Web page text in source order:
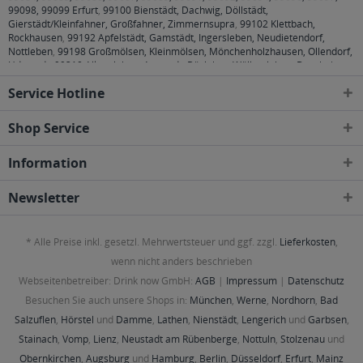
99098, 99099 Erfurt, 99100 Bienstädt, Dachwig, Döllstädt,
Gierstädt/Kleinfahner, Großfahner, Zimmernsupra, 99102 Klettbach,
Rockhausen, 99192 Apfelstädt, Gamstädt, Ingersleben, Neudietendorf,
Nottleben, 99198 Großmölsen, Kleinmölsen, Mönchenholzhausen, Ollendorf,
Udestedt
99310 Alkersleben, Arnstadt, Bösleben-Wüllersleben, Dornheim,
99334 Elleben, Elxleben, Ichtershausen, Kirchheim
Niederzimmern, Nohra, Ottstedt am Berge, Utzberg
Frankendorf, Großschwabhausen, Hammerstedt, Hohlstedt, Kiliansroda,
Umpferstedt,99867 Gotha
99869 Ballstädt, Brüheim, Bufleben, Ebenheim,
Remstädt, Schwabhaus
Kleinwelsbach, Mülverstedt, Neunheilingen, Schönstedt, Sundhausen,
Service Hotline
Shop Service
Information
Newsletter
* Alle Preise inkl. gesetzl. Mehrwertsteuer und ggf. zzgl. Lieferkosten,
wenn nicht anders beschrieben
Webseitenbetreiber: Drink now GmbH: AGB | Impressum | Datenschutz
Besuchen Sie auch unsere Shops in: München, Werne, Nordhorn, Bad
Salzuflen, Hörstel und Damme, Lathen, Nienstädt, Lengerichund Garbsen,
Stainach, Vomp, Lienz, Neustadt am Rübenberge, Nottuln, Stolzenau und
Obernkirchen, Augsburg und Hamburg, Berlin, Düsseldorf, Erfurt, Mainz